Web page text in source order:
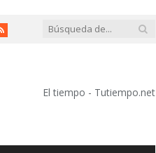
RSS
El tiempo - Tutiempo.net